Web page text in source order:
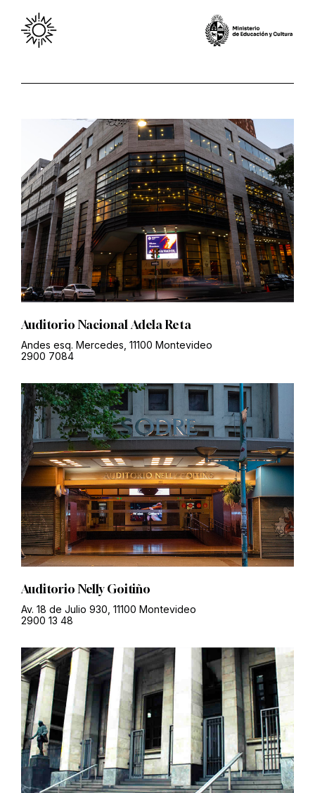
Auditorio Nacional Adela Reta
Andes esq. Mercedes, 11100 Montevideo
2900 7084
Auditorio Nelly Goitiño
Av. 18 de Julio 930, 11100 Montevideo
2900 13 48